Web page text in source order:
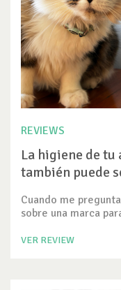
REVIEWS
La higiene de
también puede
Cuando me
sobre una marca
VER REVIEW